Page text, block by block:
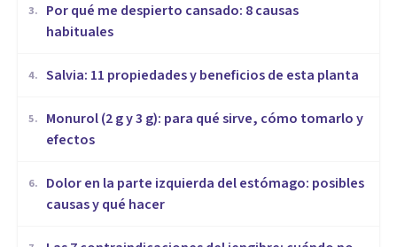
3.
Por qué me despierto cansado: 8 causas
habituales
4. Salvia: 11 propiedades y beneficios de esta planta
5.
Monurol (2 g y 3 g): para qué sirve, cómo tomarlo y
efectos
6.
Dolor en la parte izquierda del estómago: posibles
causas y qué hacer